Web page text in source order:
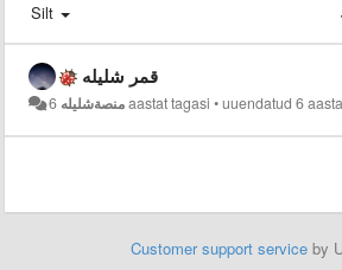
Silt
قمر شليله
منصةشليله6 aastat tagasi •uuendatud6
Customer support service by